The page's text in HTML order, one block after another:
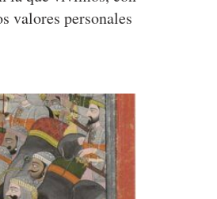
valores personales